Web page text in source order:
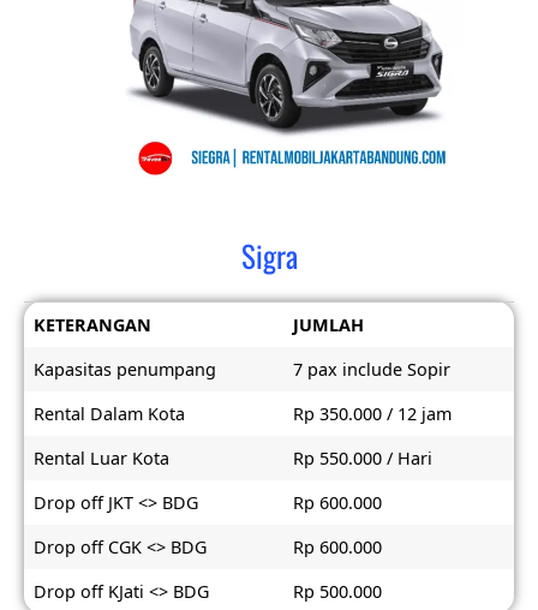
Sigra
KETERANGAN
JUMLAH
Kapasitas penumpang
7 pax include Sopir
Rental Dalam Kota
Rp 350.000 / 12 jam
Rental Luar Kota
Rp 550.000 / Hari
Drop off JKT <> BDG
Rp 600.000
Drop off CGK <> BDG
Rp 600.000
Drop off KJati <> BDG
Rp 500.000